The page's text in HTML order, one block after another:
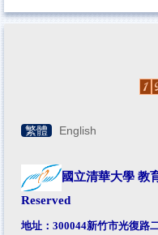
繁體 English
國立清華大學 教
Reserved
地址：300044新竹市光復路